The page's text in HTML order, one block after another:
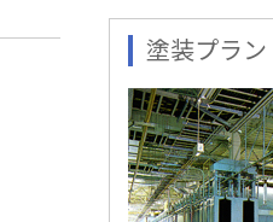
塗装プラン